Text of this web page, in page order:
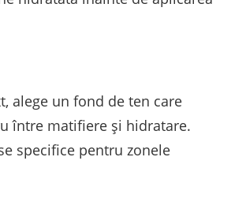
alege un fond de ten care
între matifiere și hidratare.
specifice pentru zonele